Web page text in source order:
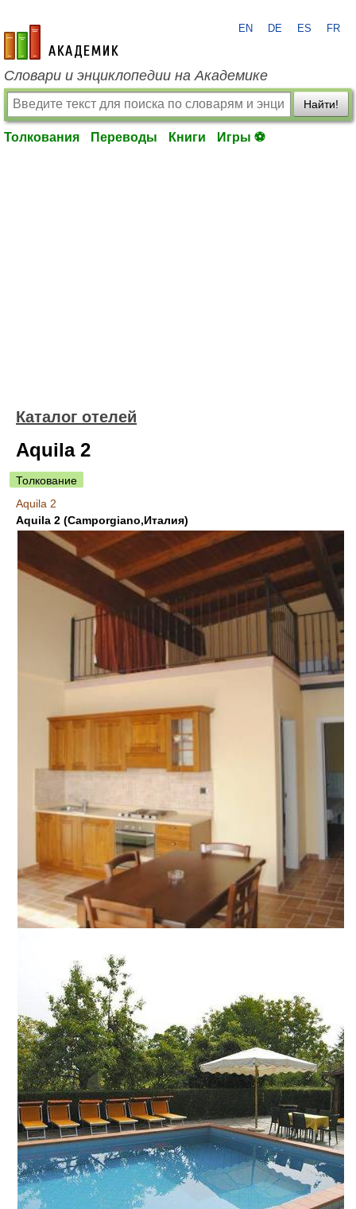
academic.ru
EN DE ES FR
Словари и энциклопедии на Академике
Найти!
Толкования Переводы Книги Игры ⚽
Каталог отелей
Aquila 2
Толкование
Aquila 2
Aquila 2 (Camporgiano,Италия)